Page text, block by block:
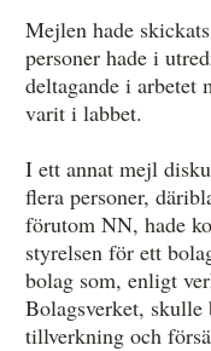
Mejlen hade
personer hade i
deltagande i arbetet
varit i labbet.
I ett annat mejl
flera personer,
förutom NN, hade
styrelsen för ett
bolag som, enligt
Bolagsverket, skulle
tillverkning och